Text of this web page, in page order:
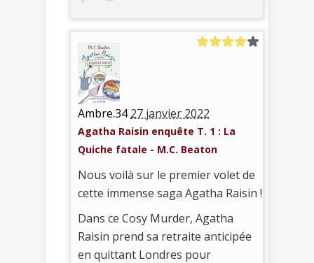
Ambre.34 27 janvier 2022
Agatha Raisin enquête T. 1 : La
Quiche fatale - M.C. Beaton
Nous voilà sur le premier volet de
cette immense saga Agatha Raisin !
Dans ce Cosy Murder, Agatha
Raisin prend sa retraite anticipée
en quittant Londres pour